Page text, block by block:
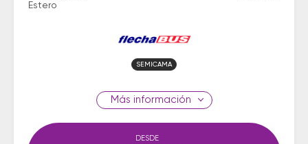
Estero
SEMICAMA
información
DESDE